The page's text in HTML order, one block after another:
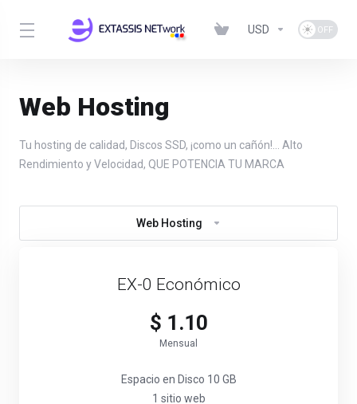
USD
Web Hosting
Tu hosting de calidad, Discos SSD, ¡como un cañón!... Alto
Rendimiento y Velocidad, QUE POTENCIA TU MARCA
Web Hosting
EX-0 Económico
$ 1.10
Mensual
Espacio en Disco 10 GB
1 sitio web